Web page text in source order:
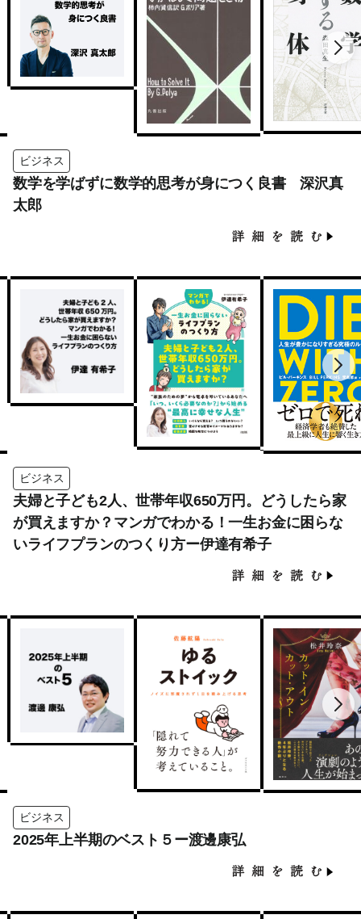
ビジネス
数学を学ばずに数学的思考が身につく良書 深沢真
太郎
ビジネス
夫婦と子ども2人、世帯年収650万円。どうしたら家
が買えますか？マンガでわかる！一生お金に困らな
いライフプランのつくり方ー伊達有希子
ビジネス
2025年上半期のベスト５ー渡邊康弘